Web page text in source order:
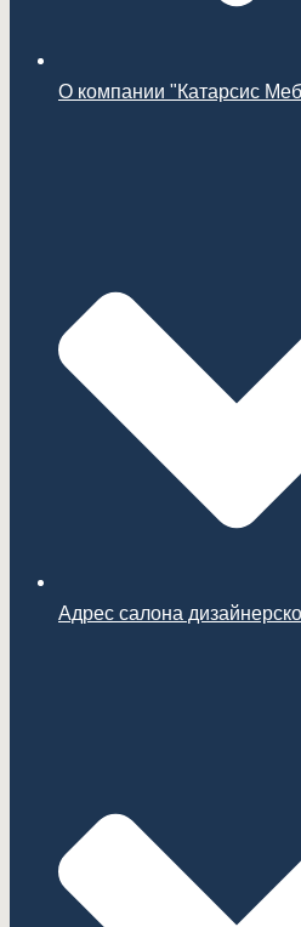
О компании "Катарсис
Адрес салона